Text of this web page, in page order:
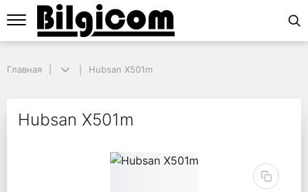
Hubsan X501m
Главная Hubsan X501m
Hubsan X501m